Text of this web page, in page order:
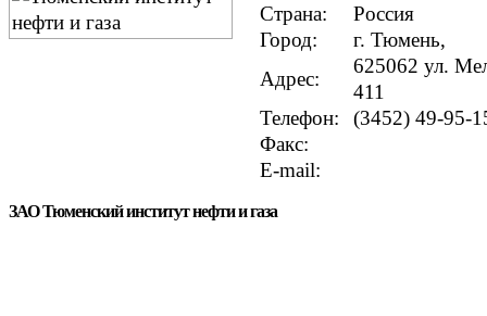
Страна:
Россия
Город:
г. Тюмень,
Адрес:
625062 ул.
411
Телефон:
(3452) 49-95-
Факс:
E-mail:
ЗАО Тюменский институт нефти и газа